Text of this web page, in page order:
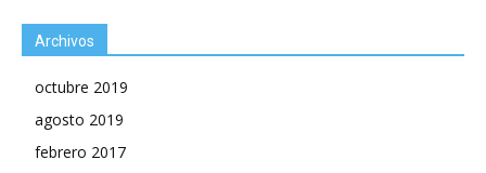
Archivos
octubre 2019
agosto 2019
febrero 2017